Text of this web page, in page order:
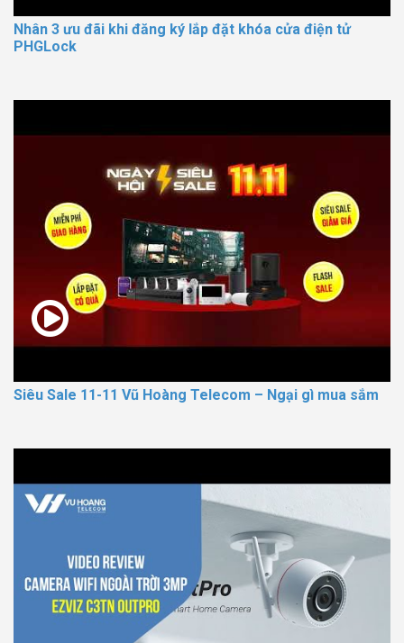
Nhân 3 ưu đãi khi đăng ký lắp đặt khóa cửa điện tử
PHGLock
Siêu Sale 11-11 Vũ Hoàng Telecom – Ngại gì mua sắm